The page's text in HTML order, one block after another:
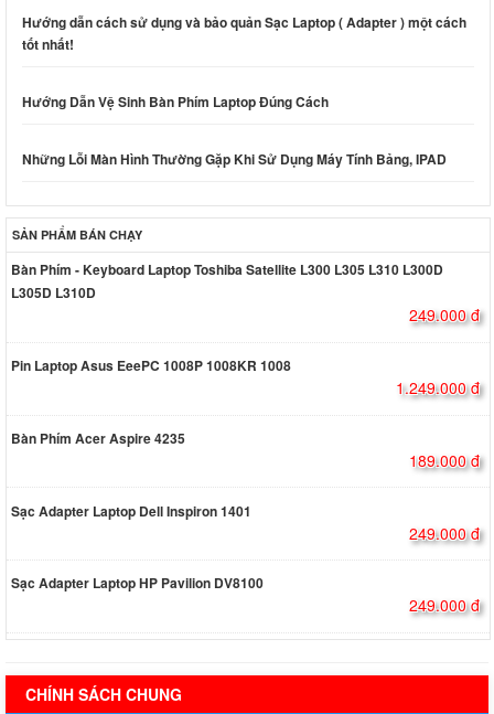
Hướng dẫn cách sử dụng và bảo quản Sạc Laptop ( Adapter ) một cách
tốt nhất!
Hướng Dẫn Vệ Sinh Bàn Phím Laptop Đúng Cách
Những Lỗi Màn Hình Thường Gặp Khi Sử Dụng Máy Tính Bảng, IPAD
SẢN PHẨM BÁN CHẠY
Bàn Phím - Keyboard Laptop Toshiba Satellite L300 L305 L310 L300D
L305D L310D
249.000 đ
Pin Laptop Asus EeePC 1008P 1008KR 1008
1.249.000 đ
Bàn Phím Acer Aspire 4235
189.000 đ
Sạc Adapter Laptop Dell Inspiron 1401
249.000 đ
Sạc Adapter Laptop HP Pavilion DV8100
249.000 đ
hermes handbags outlet online
CHÍNH SÁCH CHUNG